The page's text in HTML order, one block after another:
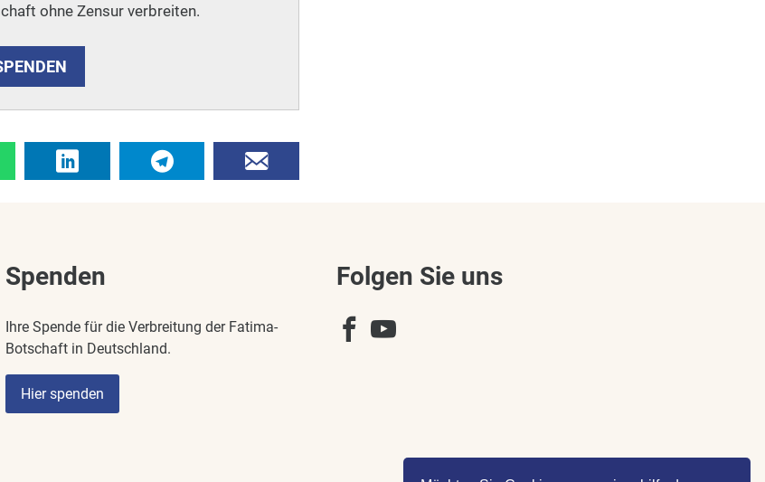
ohne Zensur verbreiten.
Spenden
Ihre Spende für die Verbreitung der Fatima-
Botschaft in Deutschland.
Hier spenden
Folgen Sie uns